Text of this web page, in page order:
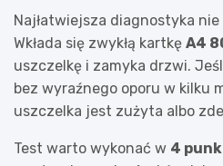
Najłatwiejsza diagnostyka
Wkłada się zwykłą kartkę A4
uszczelkę i zamyka drzwi.
bez wyraźnego oporu w kilku
uszczelka jest zużyta albo
Test warto wykonać w 4